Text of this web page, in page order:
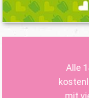
Alle
mit